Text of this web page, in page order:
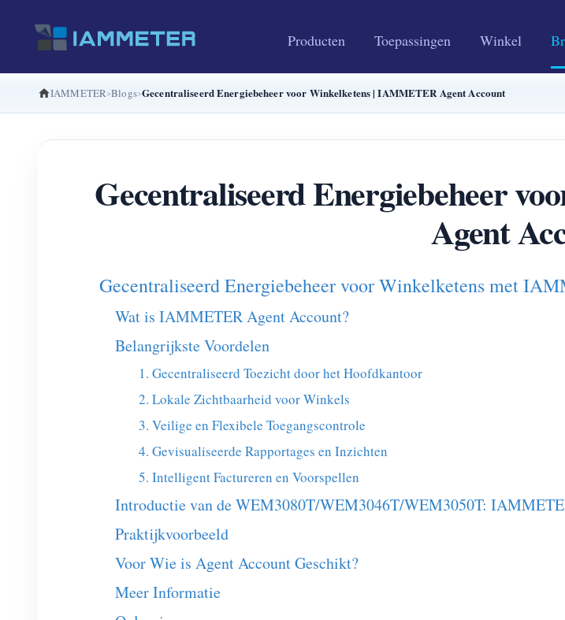
Producten Toepassingen Winkel
IAMMETER Blogs Gecentraliseerd Energiebeheer voor Winkelketens | IAMMETER Agent Account
Gecentraliseerd Energiebeheer
Agent
Gecentraliseerd Energiebeheer voor Winkelketens met
Wat is IAMMETER Agent Account?
Belangrijkste Voordelen
1. Gecentraliseerd Toezicht door het Hoofdkantoor
2. Lokale Zichtbaarheid voor Winkels
3. Veilige en Flexibele Toegangscontrole
4. Gevisualiseerde Rapportages en Inzichten
5. Intelligent Factureren en Voorspellen
Introductie van de WEM3080T/WEM3046T/WEM3050T:
Praktijkvoorbeeld
Voor Wie is Agent Account Geschikt?
Meer Informatie